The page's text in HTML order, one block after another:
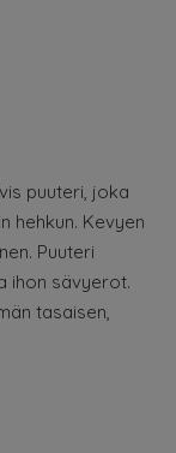
puuteri, joka
hehkun. Kevyen
Puuteri
ihon sävyerot.
tasaisen,